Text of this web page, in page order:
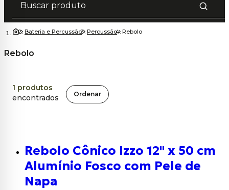
Bateria e Percussão Percussão Rebolo
Rebolo
1 produtos
encontrados
Ordenar
Rebolo Cônico Izzo 12" x 50 cm
Alumínio Fosco com Pele de
Napa